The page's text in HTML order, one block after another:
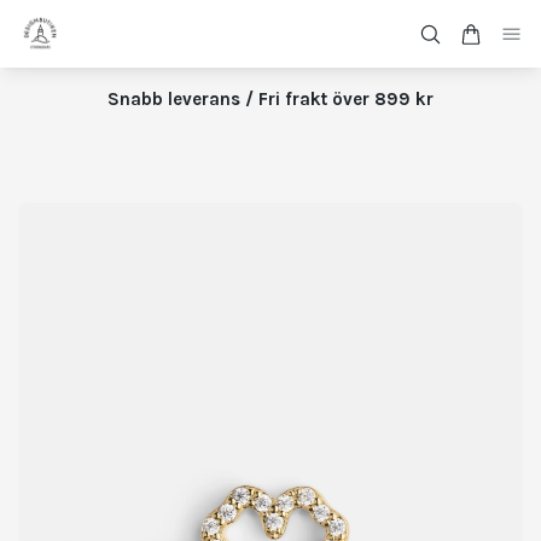
Snabb leverans / Fri frakt över 899 kr